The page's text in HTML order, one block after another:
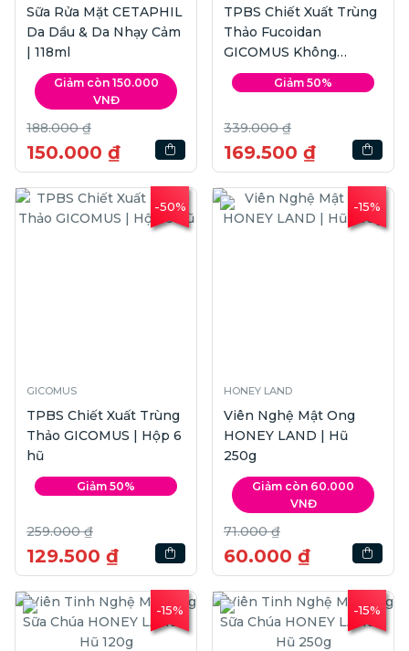
Sữa Rửa Mặt CETAPHIL
Da Dầu & Da Nhạy Cảm
| 118ml
Giảm còn 150.000
VNĐ
188.000 ₫
150.000 ₫
TPBS Chiết Xuất Trùng
Thảo Fucoidan
GICOMUS Không
Đường | Hộp 6 hũ
Giảm 50%
339.000 ₫
169.500 ₫
-50%
GICOMUS
TPBS Chiết Xuất Trùng
Thảo GICOMUS | Hộp 6
hũ
Giảm 50%
259.000 ₫
129.500 ₫
-15%
HONEY LAND
Viên Nghệ Mật Ong
HONEY LAND | Hũ
250g
Giảm còn 60.000
VNĐ
71.000 ₫
60.000 ₫
-15% -15%